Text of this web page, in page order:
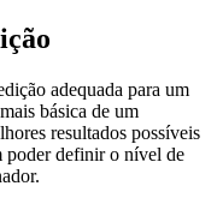
adequada para um
básica de um
resultados possíveis
poder definir o nível de